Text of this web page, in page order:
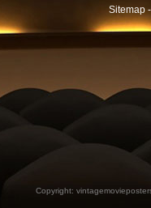
Sitemap
Copyright: